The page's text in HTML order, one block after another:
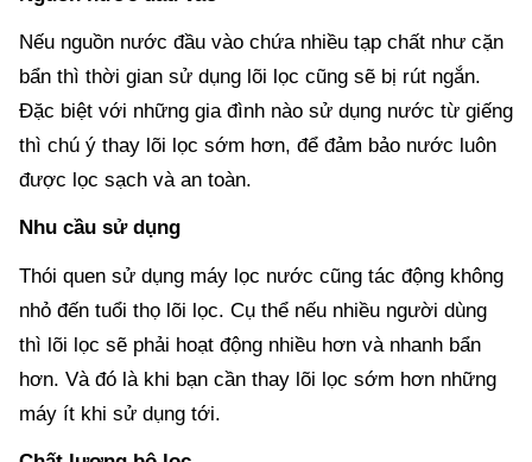
Nếu nguồn nước đầu vào chứa nhiều tạp chất như cặn
bẩn thì thời gian sử dụng lõi lọc cũng sẽ bị rút ngắn.
Đặc biệt với những gia đình nào sử dụng nước từ giếng
thì chú ý thay lõi lọc sớm hơn, để đảm bảo nước luôn
được lọc sạch và an toàn.
Nhu cầu sử dụng
Thói quen sử dụng máy lọc nước cũng tác động không
nhỏ đến tuổi thọ lõi lọc. Cụ thể nếu nhiều người dùng
thì lõi lọc sẽ phải hoạt động nhiều hơn và nhanh bẩn
hơn. Và đó là khi bạn cần thay lõi lọc sớm hơn những
máy ít khi sử dụng tới.